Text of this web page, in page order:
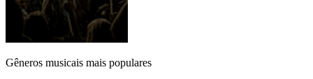
Gêneros musicais mais populares